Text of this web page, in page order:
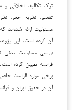
ترک تکالیف اخلاقی و
تقصیر، نظریه خطر،
مسئولیت ارائه شده‌اند
آن کرده است. این
بررسی مسئولیت مدنی
فرانسه تعیین کرده
برخی موارد الزامات
آن در حقوق ایران و